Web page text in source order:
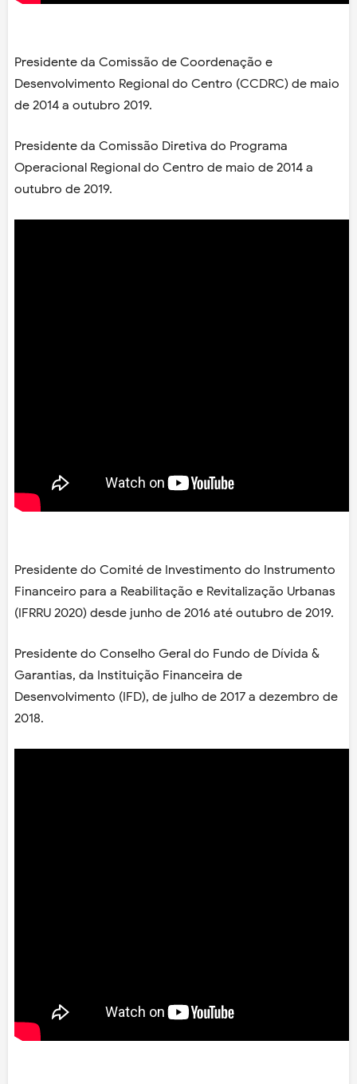
Presidente da Comissão de Coordenação e
Desenvolvimento Regional do Centro (CCDRC) de maio
de 2014 a outubro 2019.
Presidente da Comissão Diretiva do Programa
Operacional Regional do Centro de maio de 2014 a
outubro de 2019.
Presidente do Comité de Investimento do Instrumento
Financeiro para a Reabilitação e Revitalização Urbanas
(IFRRU 2020) desde junho de 2016 até outubro de 2019.
Presidente do Conselho Geral do Fundo de Dívida &
Garantias, da Instituição Financeira de
Desenvolvimento (IFD), de julho de 2017 a dezembro de
2018.